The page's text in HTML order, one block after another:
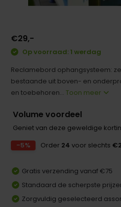
€29,-
Op voorraad: 1 werdag
Reclamebord ophangsysteem:
bestaande uit boven- en
en toebehoren...Toon meer
Volume voordeel
Geniet van deze geweldige
-5%
Order 24 voor slechts
Gratis verzending vanaf €75
Standaard de scherpste
Zorgvuldig geselecteerd